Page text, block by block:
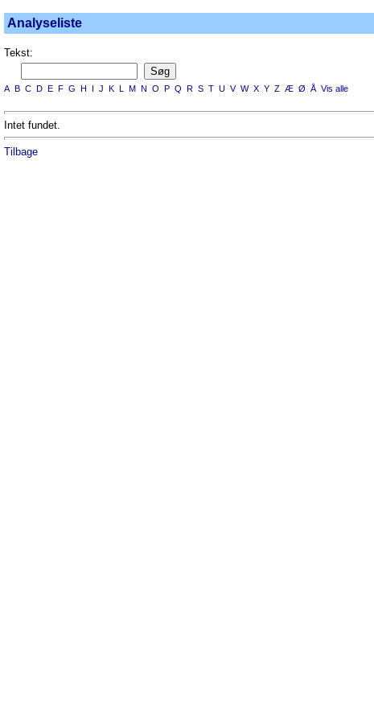
Analyseliste
Tekst:
A B C D E F G H I J K L M N O P Q R S T U V W X Y Z Æ Ø Å Vis alle
Intet fundet.
Tilbage